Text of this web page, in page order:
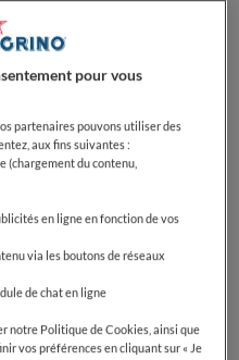
0 0 0
pour vous
partenaires pouvons utiliser des
aux fins suivantes :
(chargement du contenu,
en ligne en fonction de vos
via les boutons de réseaux
de chat en ligne
notre Politique de Cookies, ainsi que
vos préférences en cliquant sur « Je